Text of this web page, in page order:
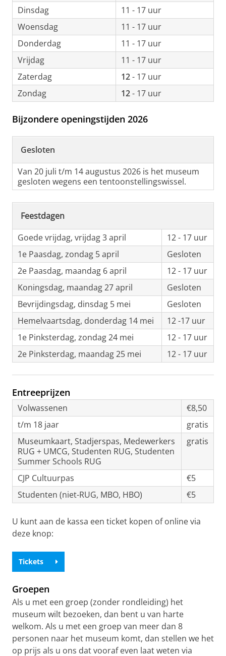
Dinsdag
11 - 17 uur
Woensdag
11 - 17 uur
Donderdag
11 - 17 uur
Vrijdag
11 - 17 uur
Zaterdag
12- 17 uur
Zondag
12- 17 uur
Bijzondere openingstijden 2026
Gesloten
Van 20 juli t/m 14 augustus 2026 is het museum
gesloten wegens een tentoonstellingswissel.
Feestdagen
Goede vrijdag, vrijdag 3 april
12 - 17 uur
1e Paasdag, zondag 5 april
Gesloten
2e Paasdag, maandag 6 april
12 - 17 uur
Koningsdag, maandag 27 april
Gesloten
Bevrijdingsdag, dinsdag 5 mei
Gesloten
Hemelvaartsdag, donderdag 14 mei
12 -17 uur
1e Pinksterdag, zondag 24 mei
12 - 17 uur
2e Pinksterdag, maandag 25 mei
12 - 17 uur
Entreeprijzen
Volwassenen
€8,50
t/m 18 jaar
gratis
Museumkaart, Stadjerspas, Medewerkers
RUG + UMCG, Studenten RUG, Studenten
Summer Schools RUG
gratis
CJP Cultuurpas
€5
Studenten (niet-RUG, MBO, HBO)
€5
U kunt aan de kassa een ticket kopen of online via
deze knop:
Tickets
Groepen
Als u met een groep (zonder rondleiding) het
museum wilt bezoeken, dan bent u van harte
welkom. Als u met een groep van meer dan 8
personen naar het museum komt, dan stellen we het
op prijs als u ons dat vooraf even laat weten via